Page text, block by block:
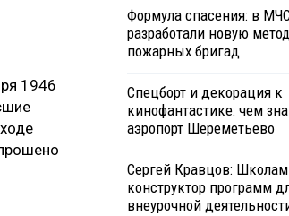
1946
Формула спасения: в МЧС
разработали новую
пожарных бригад
Спецборт и декорация к
кинофантастике: чем
аэропорт Шереметьево
Сергей Кравцов:
конструктор программ
внеурочной